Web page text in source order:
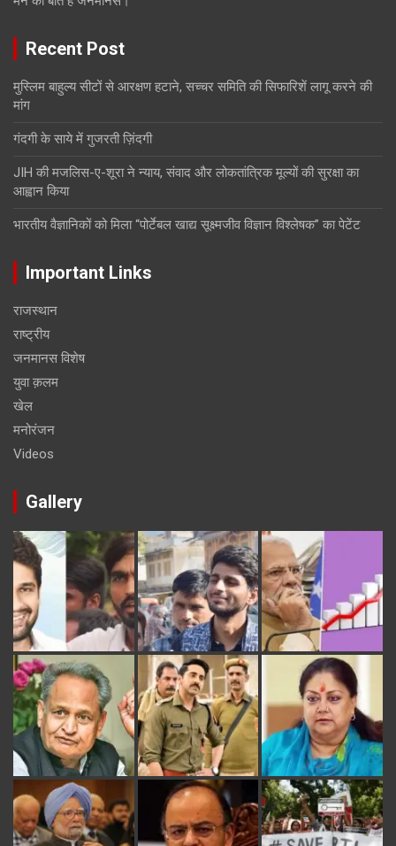
Recent Post
मुस्लिम बाहुल्य सीटों से आरक्षण हटाने, सच्चर समिति की सिफारिशें लागू करने की
मांग
गंदगी के साये में गुजरती ज़िंदगी
JIH की मजलिस-ए-शूरा ने न्याय, संवाद और लोकतांत्रिक मूल्यों की सुरक्षा का
आह्वान किया
भारतीय वैज्ञानिकों को मिला “पोर्टेबल खाद्य सूक्ष्मजीव विज्ञान विश्लेषक” का पेटेंट
Important Links
राजस्थान
राष्ट्रीय
जनमानस विशेष
युवा क़लम
खेल
मनोरंजन
Videos
Gallery